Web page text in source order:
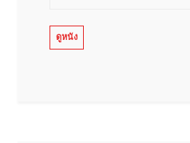
ดูหนัง